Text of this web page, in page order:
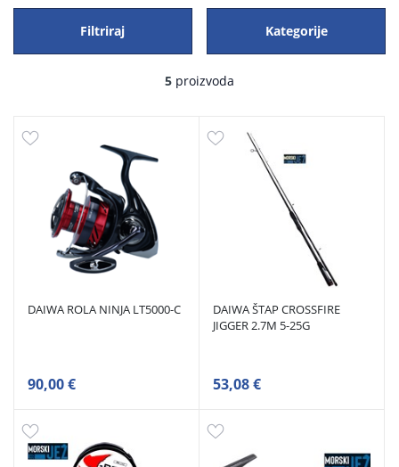
Filtriraj Kategorije
5 proizvoda
DAIWA ROLA NINJA LT5000-C
90,00 €
DAIWA ŠTAP CROSSFIRE
JIGGER 2.7M 5-25G
53,08 €